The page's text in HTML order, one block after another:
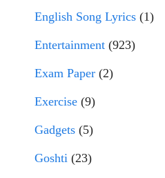
English Song Lyrics (1)
Entertainment (923)
Exam Paper (2)
Exercise (9)
Gadgets (5)
Goshti (23)